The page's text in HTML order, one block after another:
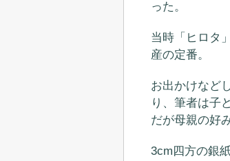
った。
当時「ヒロタ
産の定番。
お出かけなど
り、筆者は子
だが母親の好
3cm四方の銀